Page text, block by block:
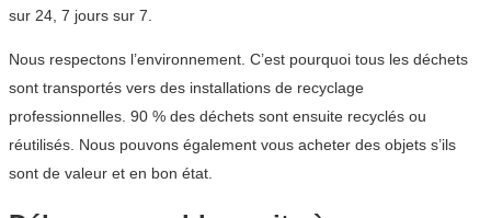
sur 24, 7 jours sur 7.
Nous respectons l’environnement. C’est pourquoi tous les déchets
sont transportés vers des installations de recyclage
professionnelles. 90 % des déchets sont ensuite recyclés ou
réutilisés. Nous pouvons également vous acheter des objets s’ils
sont de valeur et en bon état.